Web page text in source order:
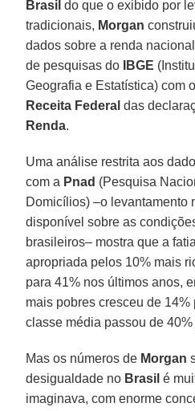
Brasil do que o exibido por
tradicionais, Morgan
dados sobre a renda
de pesquisas do
IBGE
Geografia e Estatística) com
Receita Federal das
Renda.
Uma análise restrita aos
com a Pnad (Pesquisa
Domicílios) –o levantamento
disponível sobre as
brasileiros– mostra que a
apropriada pelos 10% mais
para 41% nos últimos anos,
mais pobres cresceu de
classe média passou de 40%
Mas os números de Morgan
desigualdade no Brasil é
imaginava, com enorme